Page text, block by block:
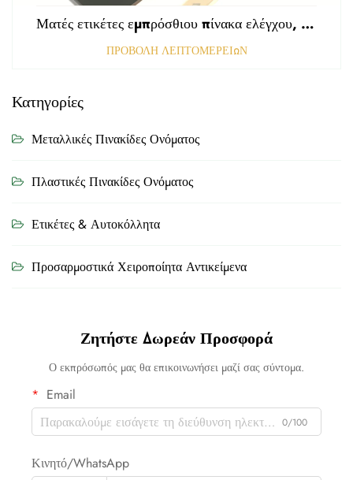
Ματές ετικέτες εμπρόσθιου πίνακα ελέγχου, τρυπημένες με αμαυρωμένη επιφάνεια, πάχους 0,25 mm, ετικέτες από πολυκαρβονικό ή PVC
ΠΡΟΒΟΛΗ ΛΕΠΤΟΜΕΡΕΙΩΝ
Κατηγορίες
Μεταλλικές Πινακίδες Ονόματος
Πλαστικές Πινακίδες Ονόματος
Ετικέτες & Αυτοκόλλητα
Προσαρμοστικά Χειροποίητα Αντικείμενα
Ζητήστε Δωρεάν Προσφορά
Ο εκπρόσωπός μας θα επικοινωνήσει μαζί σας σύντομα.
Email
0/100
Κινητό/WhatsApp